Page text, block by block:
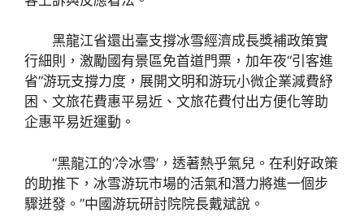
黑龍江省還出臺支撐冰雪經濟成長獎補政策實
行細則，激勵國有景區免首道門票，加年夜“引客進
省”游玩支撐力度，展開文明和游玩小微企業減費紓
困、文旅花費惠平易近、文旅花費付出方便化等助
企惠平易近運動。
“黑龍江的‘冷冰雪’，透著熱乎氣兒。在利好政策
的助推下，冰雪游玩市場的活氣和潛力將進一個步
驟迸發。”中國游玩研討院院長戴斌說。